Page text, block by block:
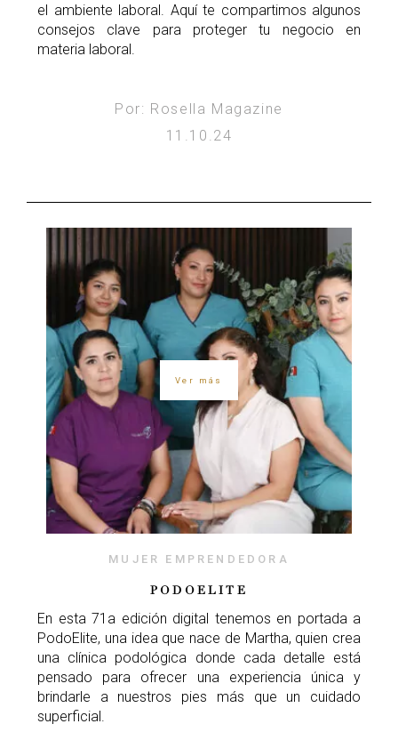
el ambiente laboral. Aquí te compartimos algunos
consejos clave para proteger tu negocio en
materia laboral.
Por: Rosella Magazine
11.10.24
Ver más
MUJER EMPRENDEDORA
PODOELITE
En esta 71a edición digital tenemos en portada a
PodoElite, una idea que nace de Martha, quien crea
una clínica podológica donde cada detalle está
pensado para ofrecer una experiencia única y
brindarle a nuestros pies más que un cuidado
superficial.